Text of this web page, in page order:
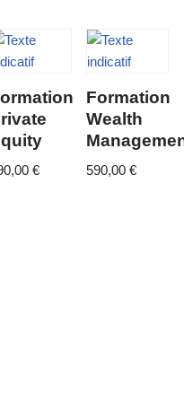
€
Formation
Wealth
590,00€